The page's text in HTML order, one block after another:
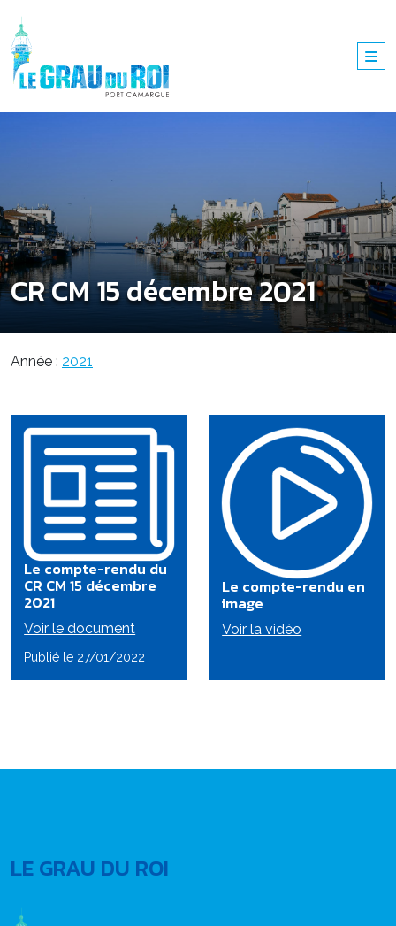
CR CM 15 décembre 2021
Année : 2021
Le compte-rendu du
CR CM 15 décembre
2021
Voir le document
Publié le 27/01/2022
Le compte-rendu en
image
Voir la vidéo
LE GRAU DU ROI